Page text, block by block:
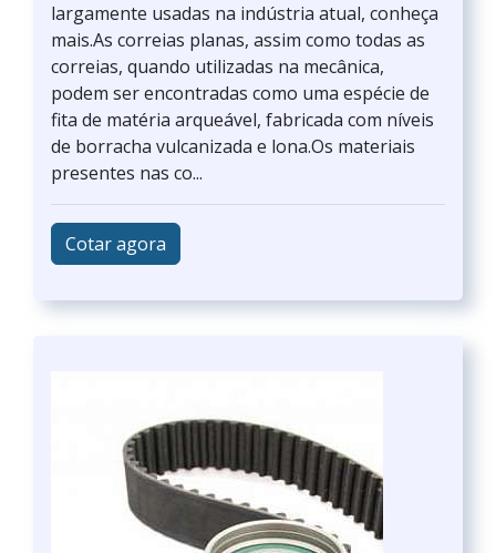
largamente usadas na indústria atual, conheça
mais.As correias planas, assim como todas as
correias, quando utilizadas na mecânica,
podem ser encontradas como uma espécie de
fita de matéria arqueável, fabricada com níveis
de borracha vulcanizada e lona.Os materiais
presentes nas co...
Cotar agora